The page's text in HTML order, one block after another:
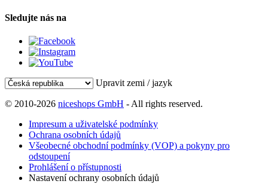
Sledujte nás na
Upravit zemi / jazyk
© 2010-2026 niceshops GmbH - All rights reserved.
Impresum a uživatelské podmínky
Ochrana osobních údajů
Všeobecné obchodní podmínky (VOP) a pokyny pro
odstoupení
Prohlášení o přístupnosti
Nastavení ochrany osobních údajů